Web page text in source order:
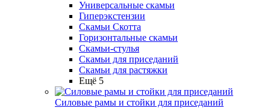
Универсальные скамьи
Гиперэкстензии
Скамьи Скотта
Горизонтальные скамьи
Скамьи-стулья
Скамьи для приседаний
Скамьи для растяжки
Ещё 5
Силовые рамы и стойки для приседаний